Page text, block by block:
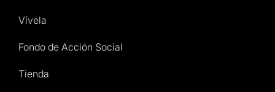
Vívela
Fondo de Acción Social
Tienda